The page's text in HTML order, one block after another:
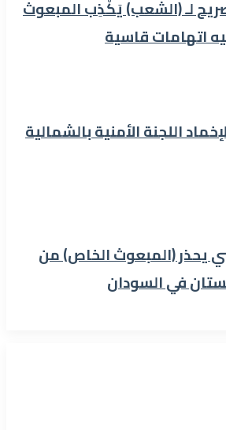
لـ (الشعب) يَكْذِب المبعوث
اتهامات قاسية
اللجنة الأمنية بالشمالية
يحذر (المبعوث الخاص) من
في السودان